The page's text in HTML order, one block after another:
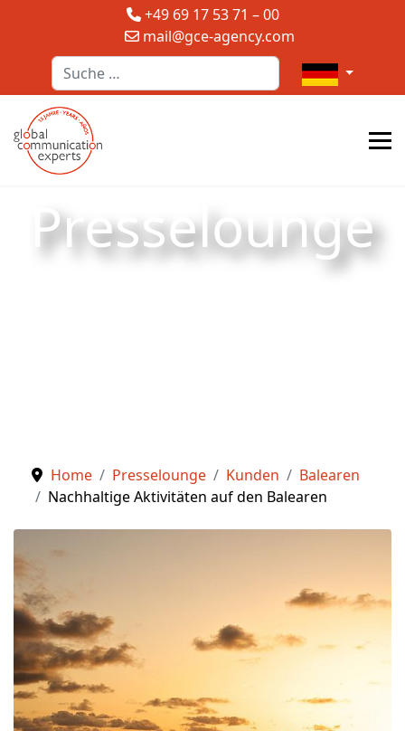
+49 69 17 53 71 – 00
mail@gce-agency.com
Suchen
Sprache
Presselounge
Home Presselounge Kunden
Balearen
Nachhaltige Aktivitäten auf den Balearen